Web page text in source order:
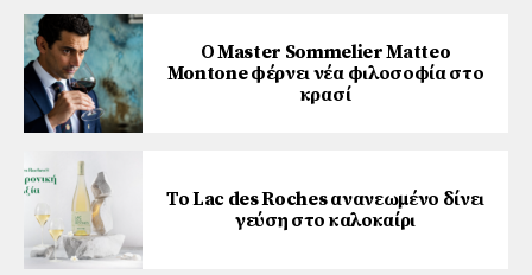
Ο Master Sommelier Matteo
Montone φέρνει νέα φιλοσοφία στο
κρασί
Το Lac des Roches ανανεωμένο δίνει
γεύση στο καλοκαίρι